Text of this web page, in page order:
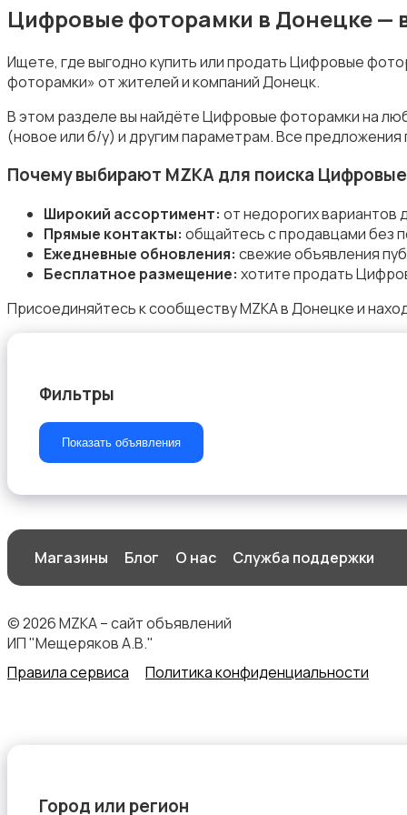
Студийное оборудование
Цифровые фоторамки
Бинокли и оптические приборы
Цифровые фоторамки в Донецке —
Ищете, где выгодно купить или продать Цифровые
фоторамки» от жителей и компаний Донецк.
В этом разделе вы найдёте Цифровые фоторамки на
(новое или б/у) и другим параметрам. Все
Почему выбирают MZKA для поиска
Широкий ассортимент: от недорогих
Прямые контакты: общайтесь с продавцами без
Ежедневные обновления: свежие объявления
Бесплатное размещение: хотите продать
Присоединяйтесь к сообществу MZKA в Донецке и
Фильтры
Показать объявления
Магазины Блог О нас Служба поддержки
© 2026 MZKA – сайт объявлений
ИП "Мещеряков А.В."
Правила сервиса
Политика конфиденциальности
Город или регион